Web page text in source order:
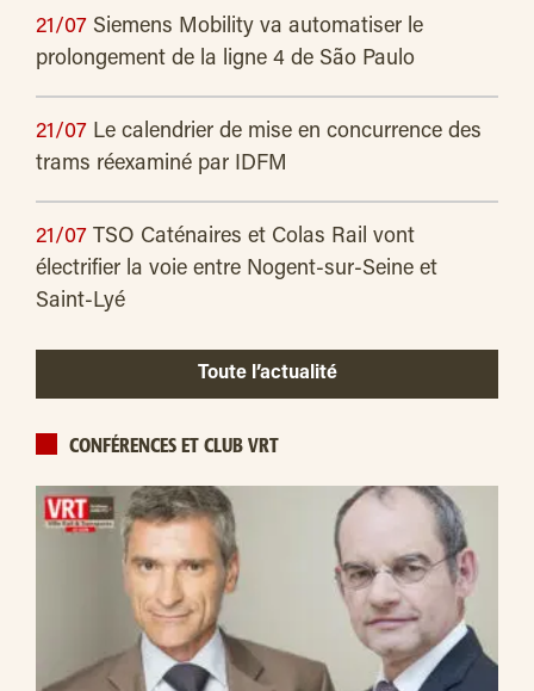
21/07 Siemens Mobility va automatiser le
prolongement de la ligne 4 de São Paulo
21/07 Le calendrier de mise en concurrence des
trams réexaminé par IDFM
21/07 TSO Caténaires et Colas Rail vont
électrifier la voie entre Nogent-sur-Seine et
Saint-Lyé
Toute l’actualité
CONFÉRENCES ET CLUB VRT